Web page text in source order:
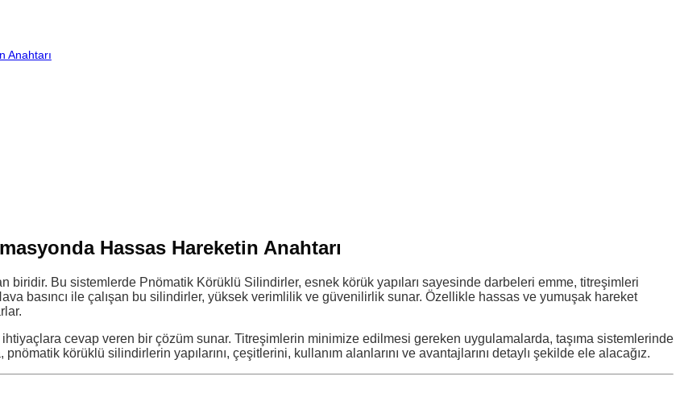
Anahtarı
Hassas Hareketin Anahtarı
biridir. Bu sistemlerde Pnömatik Körüklü Silindirler, esnek körük yapıları sayesinde darbeleri emme, titreşimleri
basıncı ile çalışan bu silindirler, yüksek verimlilik ve güvenilirlik sunar. Özellikle hassas ve yumuşak hareket
cevap veren bir çözüm sunar. Titreşimlerin minimize edilmesi gereken uygulamalarda, taşıma sistemlerinde
körüklü silindirlerin yapılarını, çeşitlerini, kullanım alanlarını ve avantajlarını detaylı şekilde ele alacağız.